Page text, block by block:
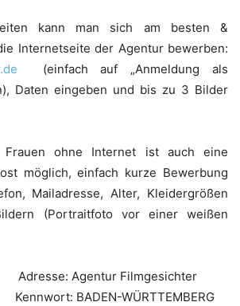
kann man sich am besten &
Internetseite der Agentur bewerben:
(einfach auf „Anmeldung als
Daten eingeben und bis zu 3 Bilder
ohne Internet ist auch eine
möglich, einfach kurze Bewerbung
Mailadresse, Alter, Kleidergrößen
(Portraitfoto vor einer weißen
Adresse: Agentur Filmgesichter
Kennwort: BADEN-WÜRTTEMBERG